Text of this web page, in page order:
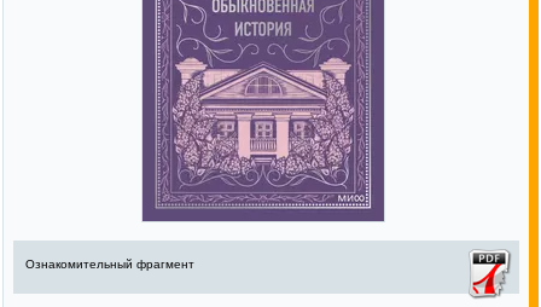
Ознакомительный фрагмент